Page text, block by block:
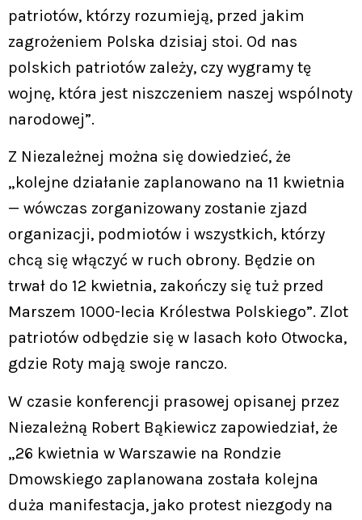
patriotów, którzy rozumieją, przed jakim
zagrożeniem Polska dzisiaj stoi. Od nas
polskich patriotów zależy, czy wygramy tę
wojnę, która jest niszczeniem naszej wspólnoty
narodowej”.
Z Niezależnej można się dowiedzieć, że
„kolejne działanie zaplanowano na 11 kwietnia
— wówczas zorganizowany zostanie zjazd
organizacji, podmiotów i wszystkich, którzy
chcą się włączyć w ruch obrony. Będzie on
trwał do 12 kwietnia, zakończy się tuż przed
Marszem 1000-lecia Królestwa Polskiego”. Zlot
patriotów odbędzie się w lasach koło Otwocka,
gdzie Roty mają swoje ranczo.
W czasie konferencji prasowej opisanej przez
Niezależną Robert Bąkiewicz zapowiedział, że
„26 kwietnia w Warszawie na Rondzie
Dmowskiego zaplanowana została kolejna
duża manifestacja, jako protest niezgody na